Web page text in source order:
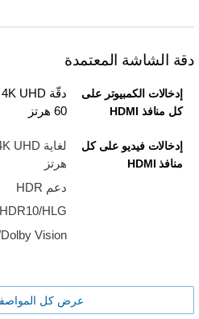
دقة الشاشة المعتمدة
إدخالات الكمبيوتر على
كل منافذ HDMI
60 هرتز
إدخالات فيديو على كل
منافذ HDMI
هرتز
دعم HDR
HDR10/HLG ‏(معيار Hybrid Log Gamma)
Vision
عرض كل